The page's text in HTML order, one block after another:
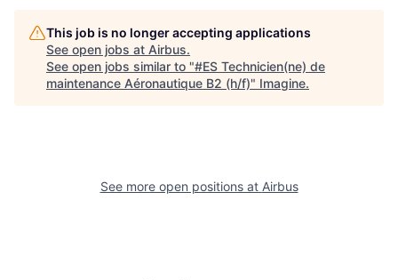
This job is no longer accepting applications
See open jobs at Airbus.
See open jobs similar to "#ES Technicien(ne) de
maintenance Aéronautique B2 (h/f)" Imagine.
See more open positions at Airbus